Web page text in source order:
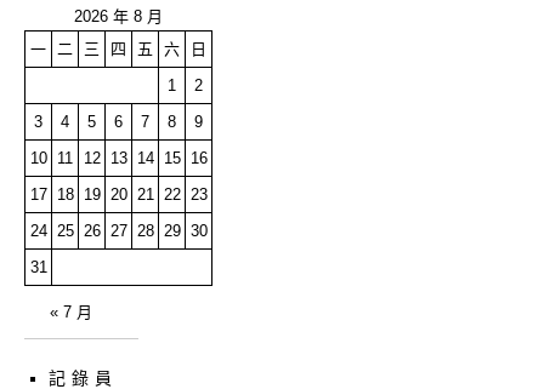
2026 年 8 月
一
二 三 四 五 六
日
1
2
3
4 5 6 7 8
9
10
11 12 13 14 15
16
17
18 19 20 21 22
23
24
25 26 27 28 29 30
31
« 7 月
記錄員